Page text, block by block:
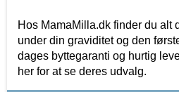
Hos MamaMilla.dk finder du alt
under din graviditet og den
dages byttegaranti og hurtig
her for at se deres udvalg.